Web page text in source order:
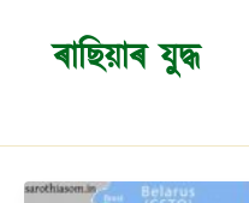
ৰাছিয়াৰ যুদ্ধ